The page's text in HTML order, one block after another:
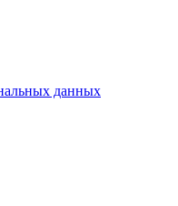
данных